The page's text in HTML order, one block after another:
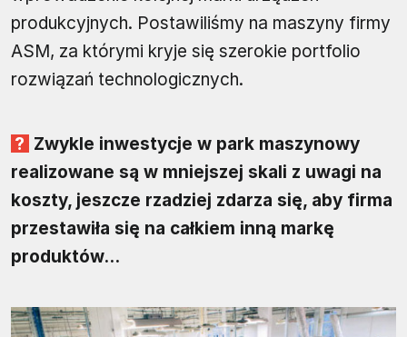
produkcyjnych. Postawiliśmy na maszyny firmy
ASM, za którymi kryje się szerokie portfolio
rozwiązań technologicznych.
Zwykle inwestycje w park maszynowy
realizowane są w mniejszej skali z uwagi na
koszty, jeszcze rzadziej zdarza się, aby firma
przestawiła się na całkiem inną markę
produktów…